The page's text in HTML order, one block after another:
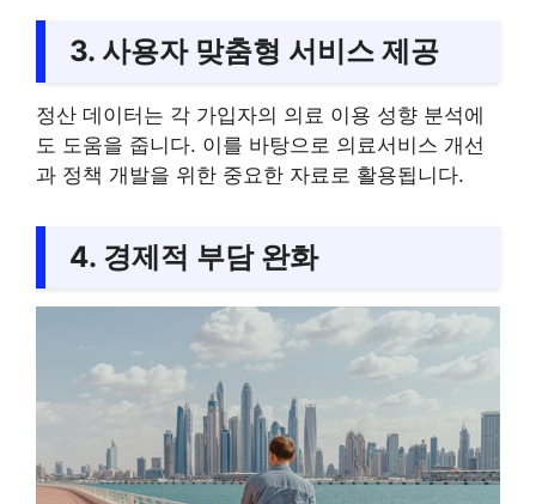
3. 사용자 맞춤형 서비스 제공
정산 데이터는 각 가입자의 의료 이용 성향 분석에
도 도움을 줍니다. 이를 바탕으로 의료서비스 개선
과 정책 개발을 위한 중요한 자료로 활용됩니다.
4. 경제적 부담 완화